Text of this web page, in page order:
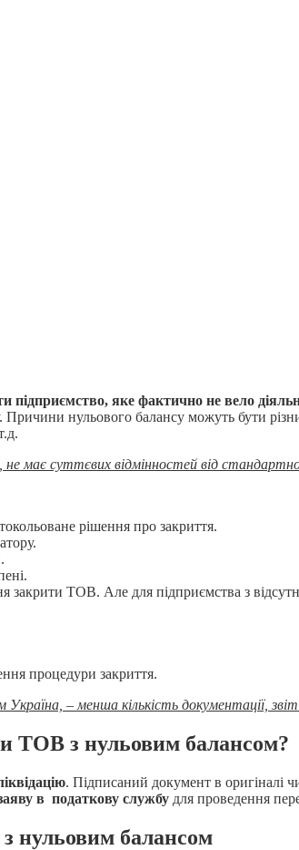
яке фактично не вело
Причини нульового балансу можуть бути
має суттєвих відмінностей від стандартної
рішення про закриття.
закрити ТОВ. Але для підприємства з
процедури закриття.
Україна, – менша кількість документації,
ТОВ з нульовим балансом?
. Підписаний документ в оригіналі
в податкову службу для проведення
нульовим балансом